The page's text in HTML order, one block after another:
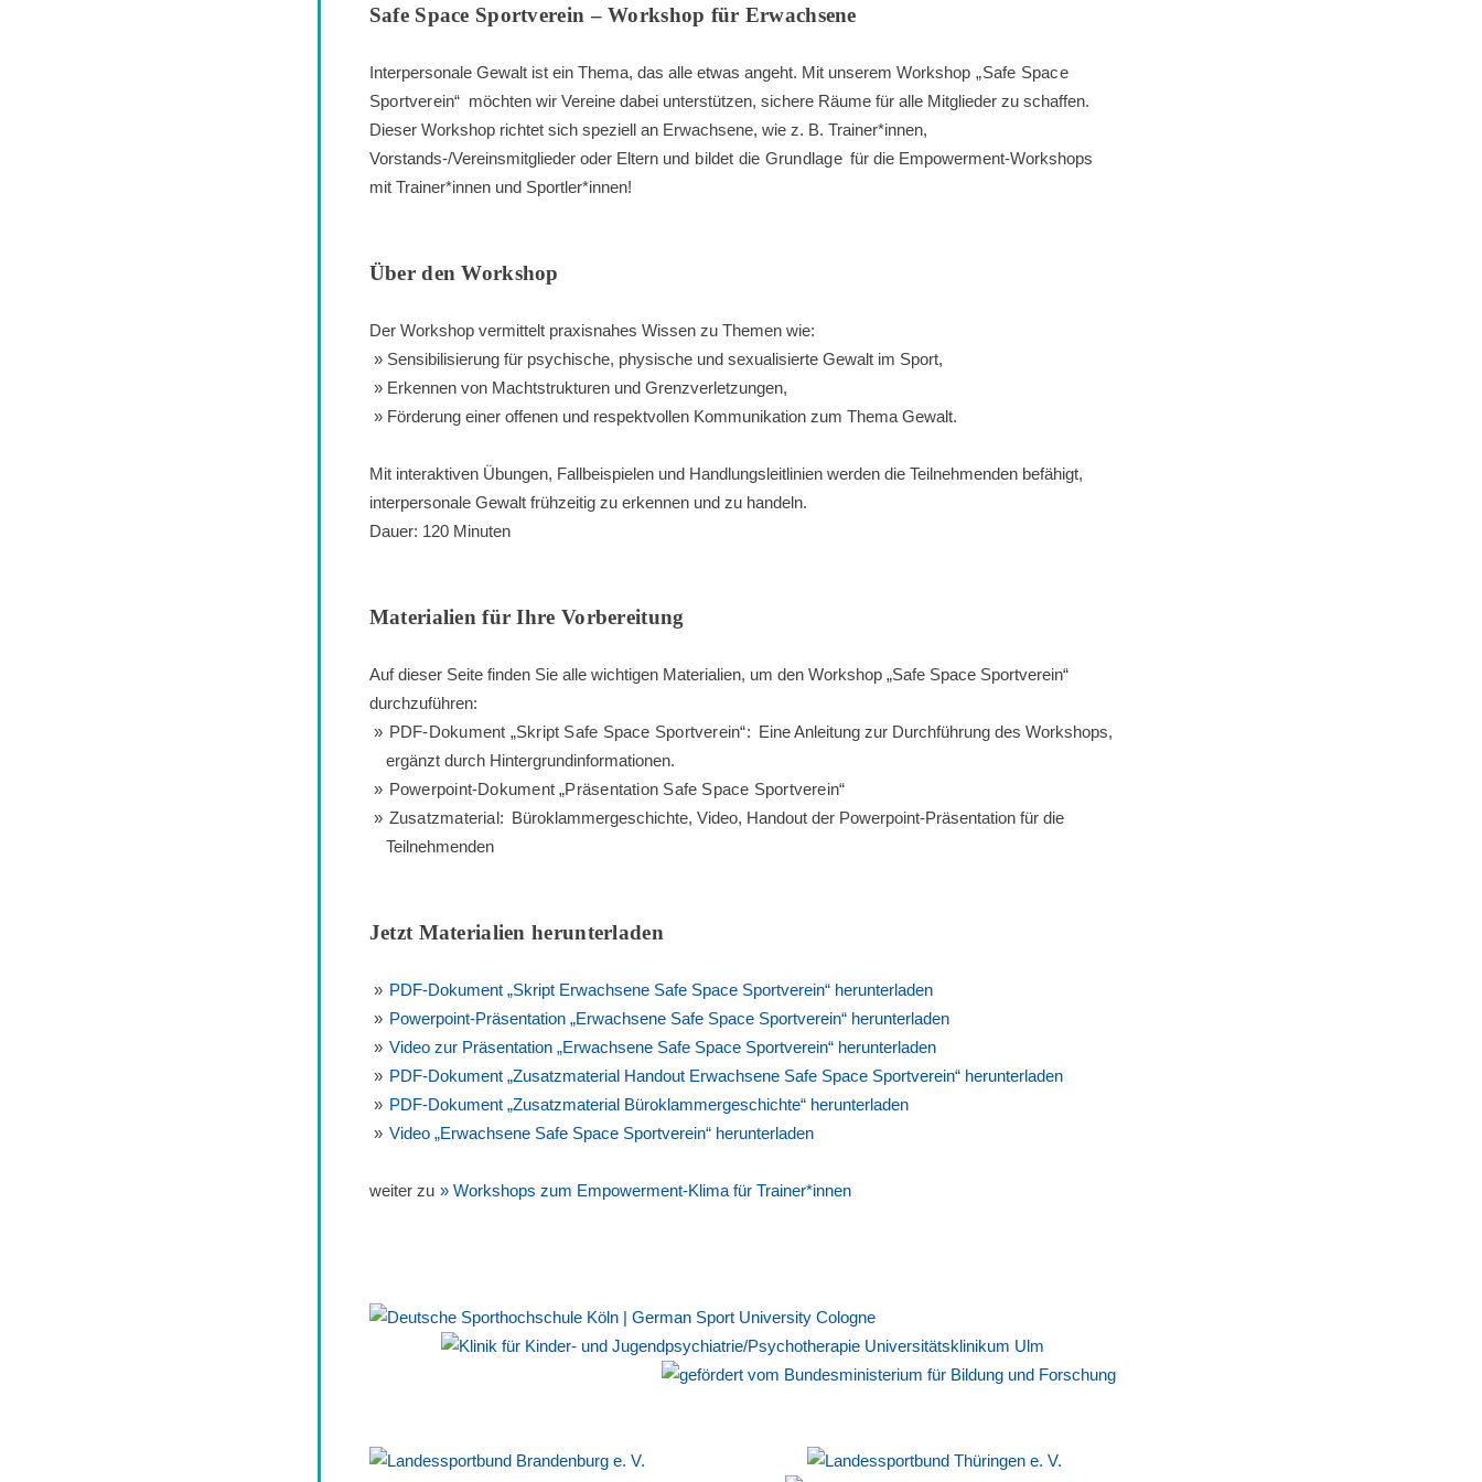
Safe Space Sportverein – Workshop für Erwachsene
Interpersonale Gewalt ist ein Thema, das alle etwas angeht. Mit unserem Workshop „Safe Space
Sportverein“ möchten wir Vereine dabei unterstützen, sichere Räume für alle Mitglieder zu schaffen.
Dieser Workshop richtet sich speziell an Erwachsene, wie z. B. Trainer*innen,
Vorstands-/Vereinsmitglieder oder Eltern und bildet die Grundlage für die Empowerment-Workshops
mit Trainer*innen und Sportler*innen!
Über den Workshop
Der Workshop vermittelt praxisnahes Wissen zu Themen wie:
Sensibilisierung für psychische, physische und sexualisierte Gewalt im Sport,
Erkennen von Machtstrukturen und Grenzverletzungen,
Förderung einer offenen und respektvollen Kommunikation zum Thema Gewalt.
Mit interaktiven Übungen, Fallbeispielen und Handlungsleitlinien werden die Teilnehmenden befähigt,
interpersonale Gewalt frühzeitig zu erkennen und zu handeln.
Dauer: 120 Minuten
Materialien für Ihre Vorbereitung
Auf dieser Seite finden Sie alle wichtigen Materialien, um den Workshop „Safe Space Sportverein“
durchzuführen:
PDF-Dokument „Skript Safe Space Sportverein“:
Eine Anleitung zur Durchführung des Workshops,
ergänzt durch Hintergrundinformationen.
Powerpoint-Dokument „Präsentation Safe Space Sportverein“
Zusatzmaterial:
Büroklammergeschichte, Video, Handout der Powerpoint-Präsentation für die
Teilnehmenden
Jetzt Materialien herunterladen
PDF-Dokument „Skript Erwachsene Safe Space Sportverein“ herunterladen
Powerpoint-Präsentation „Erwachsene Safe Space Sportverein“ herunterladen
Video zur Präsentation „Erwachsene Safe Space Sportverein“ herunterladen
PDF-Dokument „Zusatzmaterial Handout Erwachsene Safe Space Sportverein“ herunterladen
PDF-Dokument „Zusatzmaterial Büroklammergeschichte“ herunterladen
Video „Erwachsene Safe Space Sportverein“ herunterladen
weiter zu » Workshops zum Empowerment-Klima für Trainer*innen